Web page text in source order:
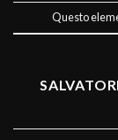
Questo